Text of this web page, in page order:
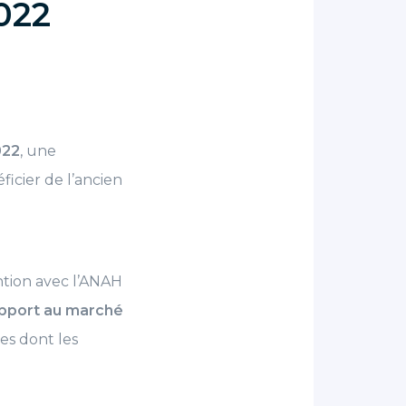
, une
de l’ancien
avec l’ANAH
au marché
dont les